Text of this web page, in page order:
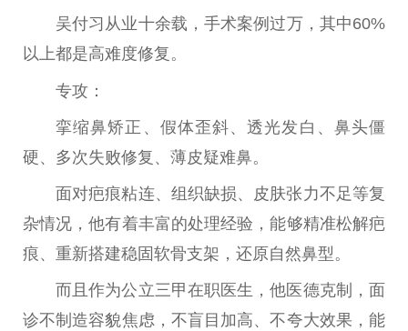
吴付习从业十余载，手术案例过万，其中60%
以上都是高难度修复。
专攻：
挛缩鼻矫正、假体歪斜、透光发白、鼻头僵
硬、多次失败修复、薄皮疑难鼻。
面对疤痕粘连、组织缺损、皮肤张力不足等复
杂情况，他有着丰富的处理经验，能够精准松解疤
痕、重新搭建稳固软骨支架，还原自然鼻型。
而且作为公立三甲在职医生，他医德克制，面
诊不制造容貌焦虑，不盲目加高、不夸大效果，能